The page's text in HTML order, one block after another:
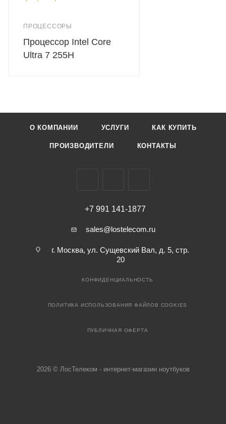
ПРОЦЕССОРЫ
Процессор Intel Core
Ultra 7 255H
О КОМПАНИИ УСЛУГИ КАК КУПИТЬ
ПРОИЗВОДИТЕЛИ КОНТАКТЫ
+7 991 141-1877
sales@lostelecom.ru
г. Москва, ул. Сущевский Вал, д. 5, стр.
20
КОНФИДЕНЦИАЛЬНОСТЬ
ПОЛИТИКА ИСПОЛЬЗОВАНИЯ ФАЙЛОВ COOKIES
ПУБЛИЧНАЯ ОФЕРТА
2026 © ЛосТелеком - интернет-магазин ноутбуков